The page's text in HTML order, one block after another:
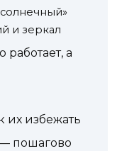
и зеркал
работает, а
избежать
пошагово